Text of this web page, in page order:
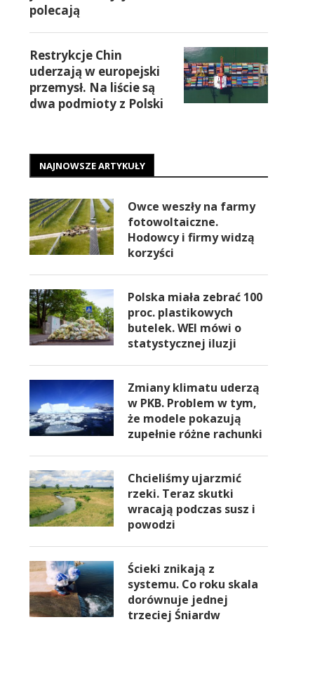
polecają
Restrykcje Chin
uderzają w europejski
przemysł. Na liście są
dwa podmioty z Polski
NAJNOWSZE ARTYKUŁY
Owce weszły na farmy
fotowoltaiczne.
Hodowcy i firmy widzą
korzyści
Polska miała zebrać 100
proc. plastikowych
butelek. WEI mówi o
statystycznej iluzji
Zmiany klimatu uderzą
w PKB. Problem w tym,
że modele pokazują
zupełnie różne rachunki
Chcieliśmy ujarzmić
rzeki. Teraz skutki
wracają podczas susz i
powodzi
Ścieki znikają z
systemu. Co roku skala
dorównuje jednej
trzeciej Śniardw